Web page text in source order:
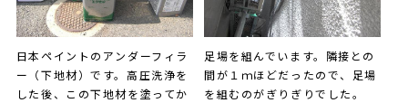
日本ペイントのアンダーフィラ
ー（下地材）です。高圧洗浄を
した後、この下地材を塗ってか
足場を組んでいます。隣接との
間が１ｍほどだったので、足場
を組むのがぎりぎりでした。